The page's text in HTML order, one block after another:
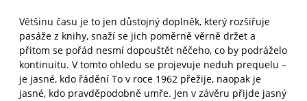
Většinu času je to jen důstojný doplněk, který rozšiřuje
pasáže z knihy, snaží se jich poměrně věrně držet a
přitom se pořád nesmí dopouštět něčeho, co by podráželo
kontinuitu. V tomto ohledu se projevuje neduh prequelu –
je jasné, kdo řádění To v roce 1962 přežije, naopak je
jasné, kdo pravděpodobně umře. Jen v závěru přijde jasný